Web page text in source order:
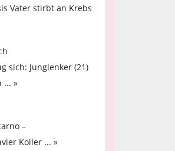
Vater stirbt an Krebs
sich: Junglenker (21)
... »
–
Koller ... »